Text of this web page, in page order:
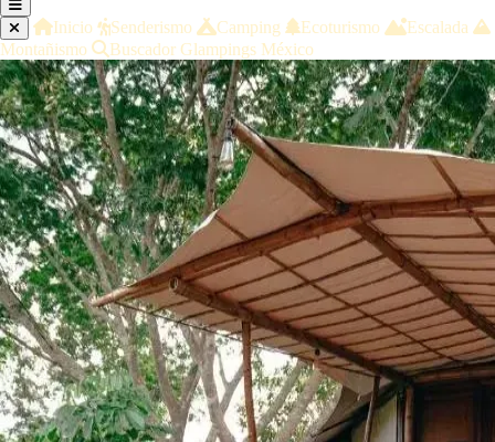
Inicio Senderismo Camping Ecoturismo
Escalada
Montañismo
Buscador Glampings México